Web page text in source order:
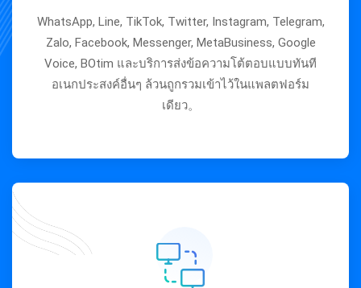
WhatsApp, Line, TikTok, Twitter, Instagram, Telegram,
Zalo, Facebook, Messenger, MetaBusiness, Google
Voice, BOtim และบริการส่งข้อความโต้ตอบแบบทันที
อเนกประสงค์อื่นๆ ล้วนถูกรวมเข้าไว้ในแพลตฟอร์ม
เดียว。